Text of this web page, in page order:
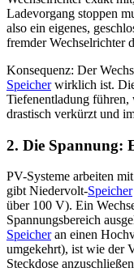
Ladevorgang stoppen
also ein eigenes,
fremder Wechselrichter
Konsequenz: Der
Speicherwirklich ist.
Tiefenentladung führen,
drastisch verkürzt und
2. Die Spannung:
PV-Systeme arbeiten
gibt Niedervolt-Speicher
über 100 V). Ein
Spannungsbereich
Speicheran einen
umgekehrt), ist wie der
Steckdose